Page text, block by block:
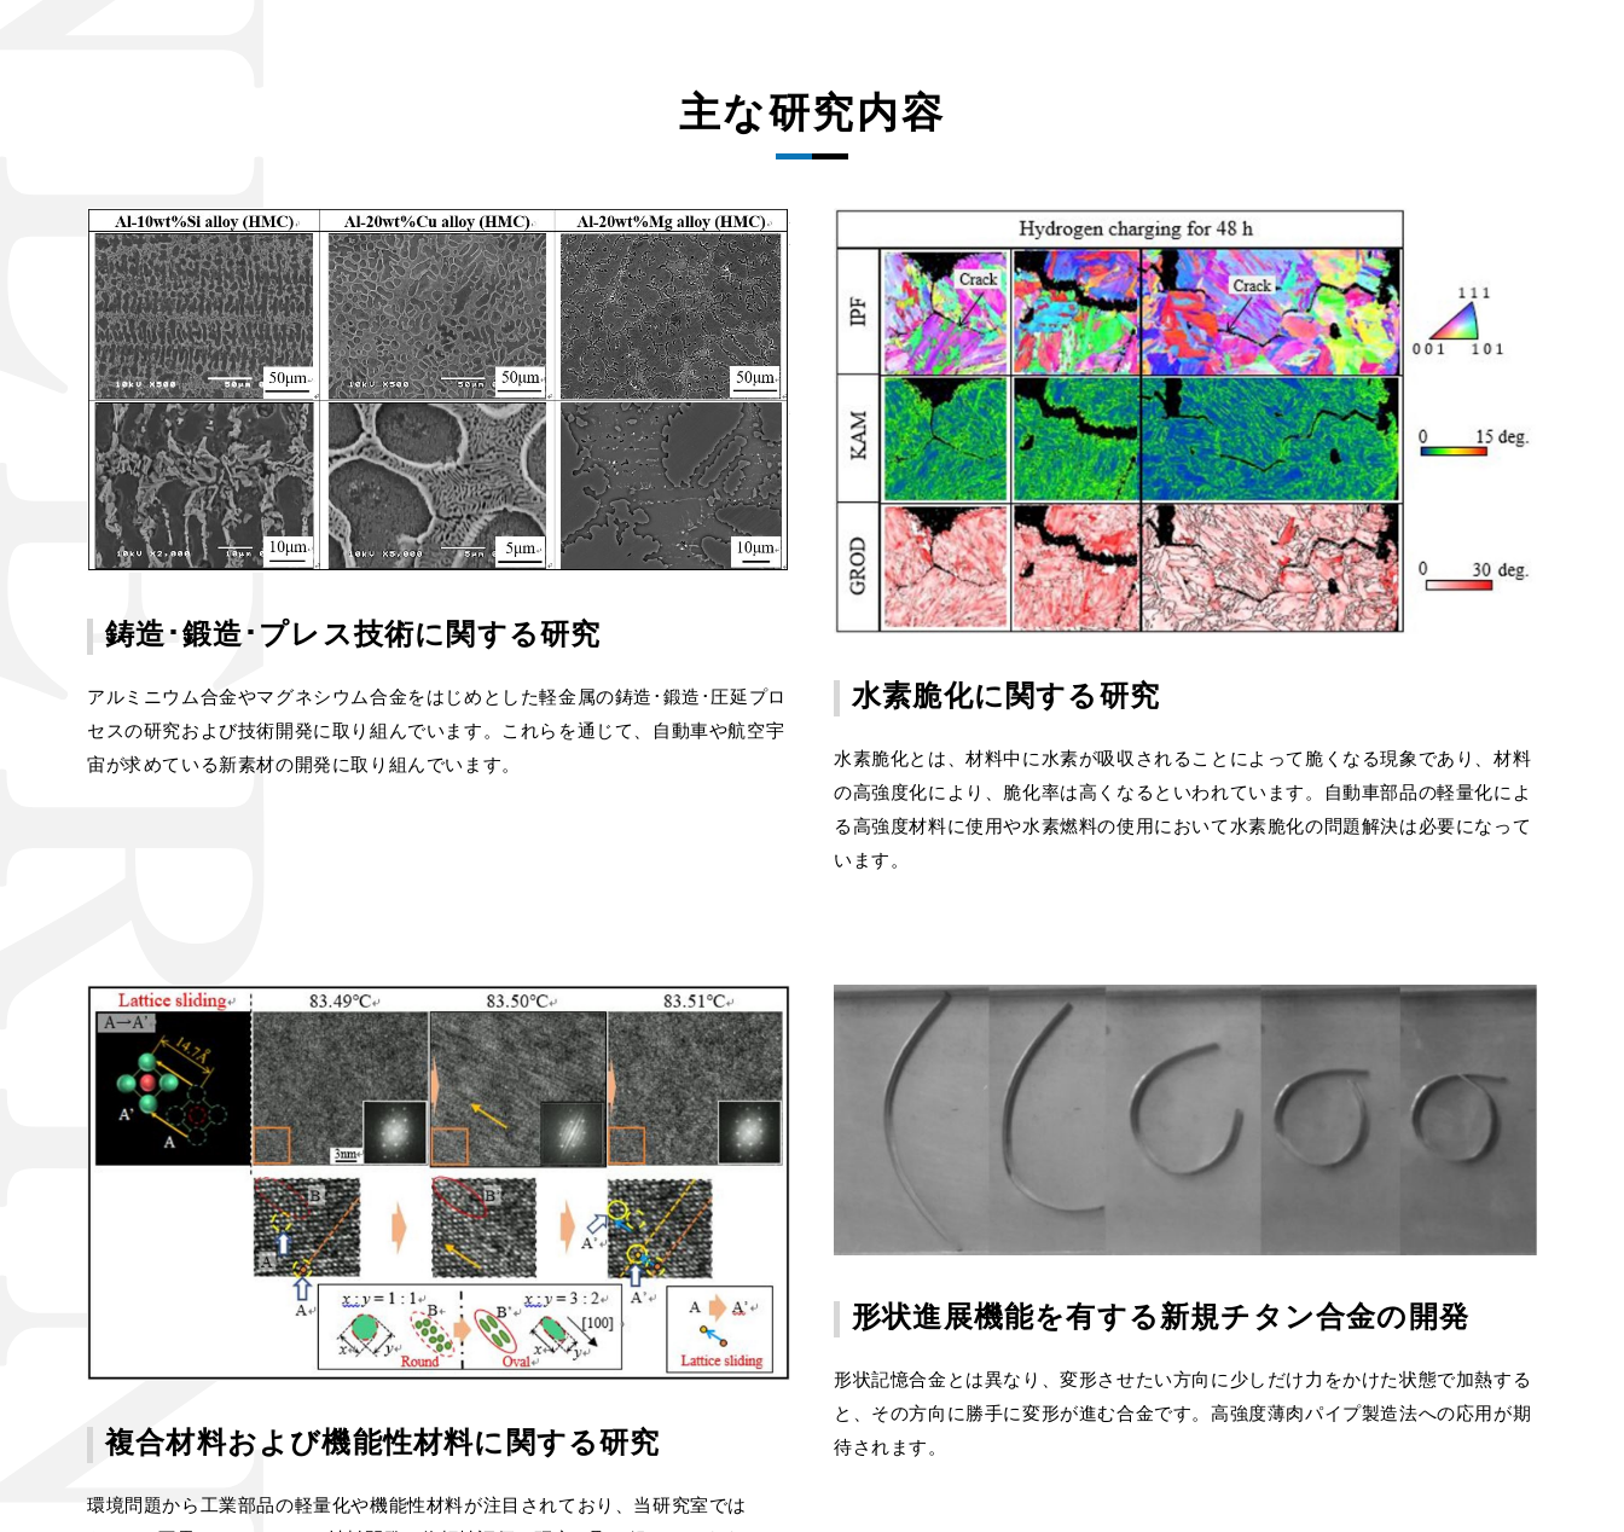
主な研究内容
鋳造･鍛造･プレス技術に関する研究
アルミニウム合金やマグネシウム合金をはじめとした軽金属の鋳造･鍛造･圧延プロ
セスの研究および技術開発に取り組んでいます。これらを通じて、自動車や航空宇
宙が求めている新素材の開発に取り組んでいます。
水素脆化に関する研究
水素脆化とは、材料中に水素が吸収されることによって脆くなる現象であり、材料
の高強度化により、脆化率は高くなるといわれています。自動車部品の軽量化によ
る高強度材料に使用や水素燃料の使用において水素脆化の問題解決は必要になって
います。
複合材料および機能性材料に関する研究
環境問題から工業部品の軽量化や機能性材料が注目されており、当研究室では
形状進展機能を有する新規チタン合金の開発
形状記憶合金とは異なり、変形させたい方向に少しだけ力をかけた状態で加熱する
と、その方向に勝手に変形が進む合金です。高強度薄肉パイプ製造法への応用が期
待されます。